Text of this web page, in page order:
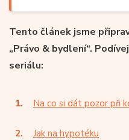
Tento článek jsme
„Právo & bydlení“.
seriálu:
Na co si dát pozor při
Jak na hypotéku